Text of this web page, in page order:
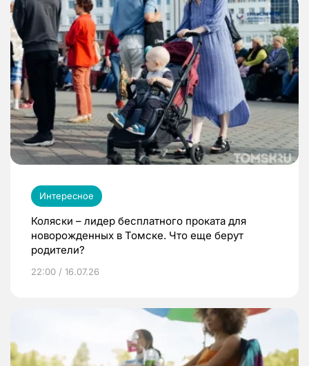
Интересное
Коляски – лидер бесплатного проката для
новорожденных в Томске. Что еще берут
родители?
22:00 / 16.07.26